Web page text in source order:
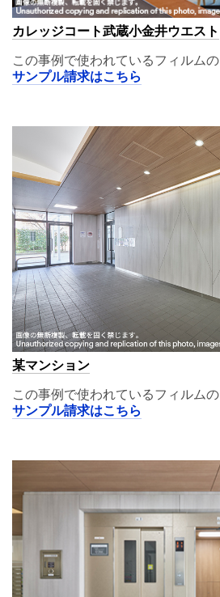
カレッジコート武蔵小金井ウエスト
この事例で使われているフィルムの
サンプル請求はこちら
某マンション
この事例で使われているフィルムの
サンプル請求はこちら